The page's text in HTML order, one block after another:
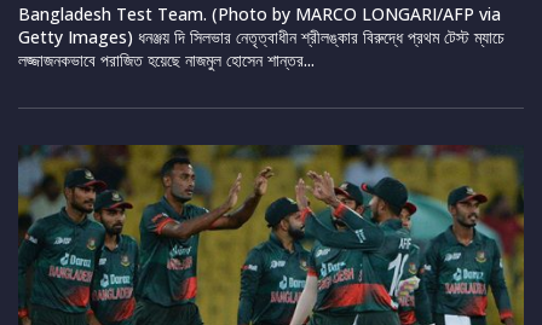
Bangladesh Test Team. (Photo by MARCO LONGARI/AFP via
Getty Images) ধনঞ্জয় দি সিলভার নেতৃত্বাধীন শ্রীলঙ্কার বিরুদ্ধে প্রথম টেস্ট ম্যাচে
লজ্জাজনকভাবে পরাজিত হয়েছে নাজমুল হোসেন শান্তর...